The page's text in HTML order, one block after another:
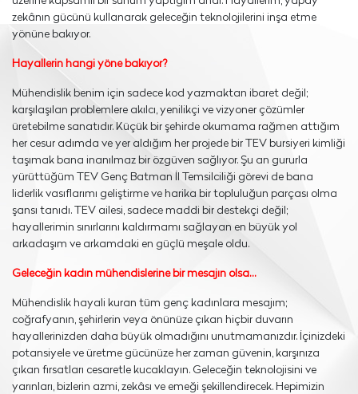
zekânın gücünü kullanarak geleceğin teknolojilerini inşa etme
yönüne bakıyor.
Hayallerin hangi yöne bakıyor?
Mühendislik benim için sadece kod yazmaktan ibaret değil;
karşılaşılan problemlere akılcı, yenilikçi ve vizyoner çözümler
üretebilme sanatıdır. Küçük bir şehirde okumama rağmen attığım
her cesur adımda ve yer aldığım her projede bir TEV bursiyeri kimliği
taşımak bana inanılmaz bir özgüven sağlıyor. Şu an gururla
yürüttüğüm TEV Genç Batman İl Temsilciliği görevi de bana
liderlik vasıflarımı geliştirme ve harika bir topluluğun parçası olma
şansı tanıdı. TEV ailesi, sadece maddi bir destekçi değil;
hayallerimin sınırlarını kaldırmamı sağlayan en büyük yol
arkadaşım ve arkamdaki en güçlü meşale oldu.
Geleceğin kadın mühendislerine bir mesajın olsa…
Mühendislik hayali kuran tüm genç kadınlara mesajım;
coğrafyanın, şehirlerin veya önünüze çıkan hiçbir duvarın
hayallerinizden daha büyük olmadığını unutmamanızdır. İçinizdeki
potansiyele ve üretme gücünüze her zaman güvenin, karşınıza
çıkan fırsatları cesaretle kucaklayın. Geleceğin teknolojisini ve
yarınları, bizlerin azmi, zekâsı ve emeği şekillendirecek. Hepimizin